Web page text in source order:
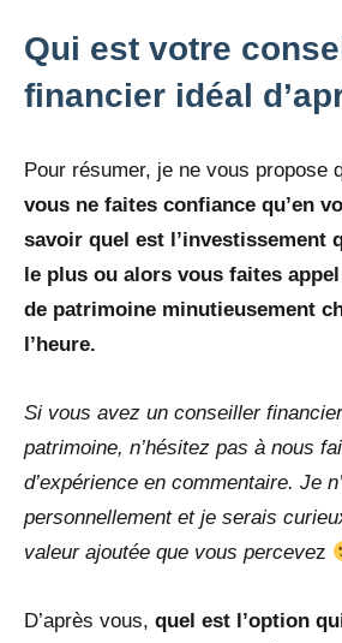
Qui est votre
financier idéal
Pour résumer, je ne vous propose
vous ne faites confiance qu’en
savoir quel est l’investissement
le plus ou alors vous faites
de patrimoine minutieusement
l’heure.
Si vous avez un conseiller
patrimoine, n’hésitez pas à nous
d’expérience en commentaire. Je
personnellement et je serais
valeur ajoutée que vous percevez
D’après vous, quel est l’option